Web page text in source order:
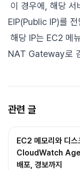
이 경우에, 해당
EIP(Public IP)를
해당 IP는 EC2 메
NAT Gateway로
관련 글
EC2 메모리와 디
CloudWatch
배포, 경보까지